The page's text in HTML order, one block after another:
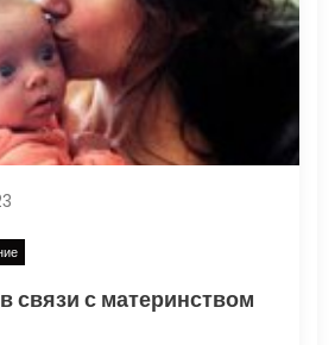
связи с материнством